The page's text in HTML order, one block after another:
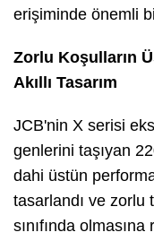
erişiminde önemli
Zorlu Koşulların
Akıllı Tasarım
JCB'nin X serisi
genlerini taşıyan
dahi üstün
tasarlandı ve zorlu
sınıfında